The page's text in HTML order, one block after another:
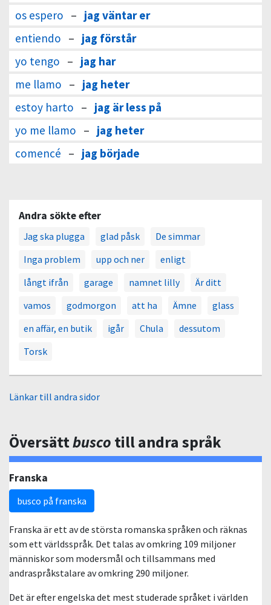
os espero – jag väntar er
entiendo – jag förstår
yo tengo – jag har
me llamo – jag heter
estoy harto – jag är less på
yo me llamo – jag heter
comencé – jag började
Andra sökte efter
Jag ska plugga glad påsk
De simmar
Inga problem
upp och ner
enligt
långt ifrån
garage namnet lilly
Är ditt
vamos
godmorgon att ha Ämne
glass
en affär, en butik
igår Chula
dessutom
Torsk
Länkar till andra sidor
Översättbusco till andra språk
Franska
busco på franska
Franska är ett av de största romanska språken och räknas
som ett världsspråk. Det talas av omkring 109 miljoner
människor som modersmål och tillsammans med
andraspråkstalare av omkring 290 miljoner.
Det är efter engelska det mest studerade språket i världen